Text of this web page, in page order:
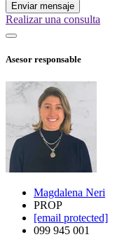
Enviar mensaje
Realizar una consulta
Asesor responsable
Magdalena Neri
PROP
[email protected]
099 945 001